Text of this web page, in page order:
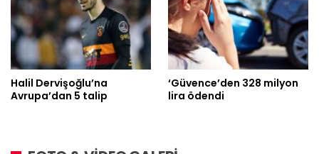
Halil Dervişoğlu’na
Avrupa’dan 5 talip
‘Güvence’den 328 milyon
lira ödendi